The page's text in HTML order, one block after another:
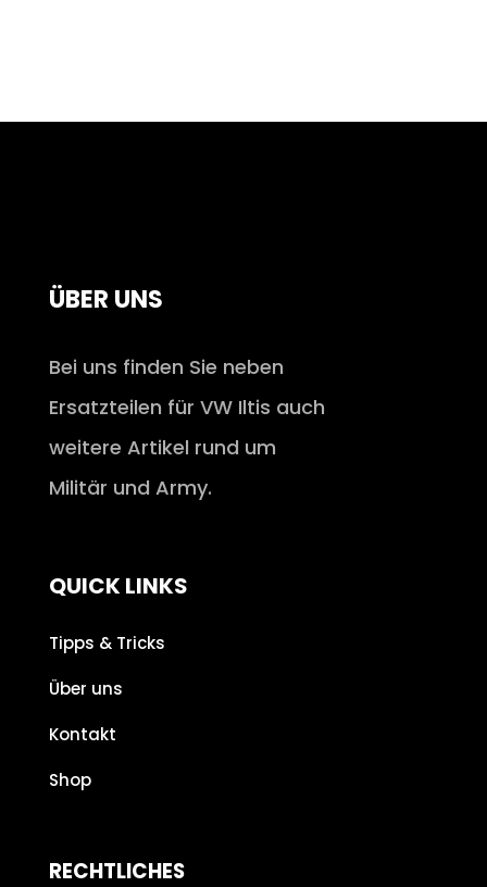
ÜBER UNS
Bei uns finden Sie neben
Ersatzteilen für VW Iltis auch
weitere Artikel rund um
Militär und Army.
QUICK LINKS
Tipps & Tricks
Über uns
Kontakt
Shop
RECHTLICHES